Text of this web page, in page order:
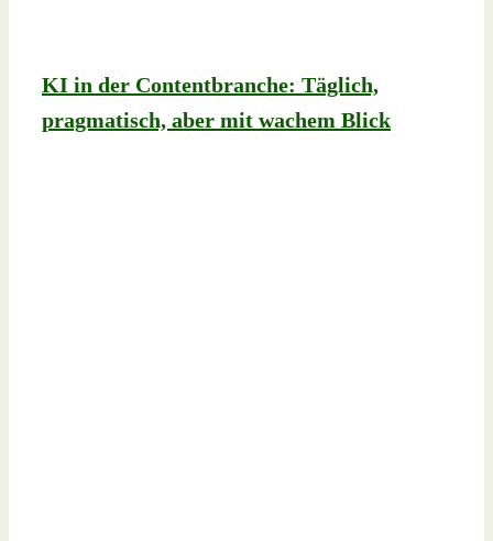
KI in der Contentbranche: Täglich,
pragmatisch, aber mit wachem Blick